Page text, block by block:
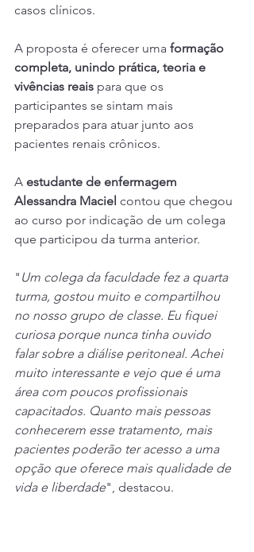
casos clínicos.
A proposta é oferecer uma formação
completa, unindo prática, teoria e
vivências reais para que os
participantes se sintam mais
preparados para atuar junto aos
pacientes renais crônicos.
A estudante de enfermagem
Alessandra Maciel contou que chegou
ao curso por indicação de um colega
que participou da turma anterior.
" Um colega da faculdade fez a quarta
turma, gostou muito e compartilhou
no nosso grupo de classe. Eu fiquei
curiosa porque nunca tinha ouvido
falar sobre a diálise peritoneal. Achei
muito interessante e vejo que é uma
área com poucos profissionais
capacitados. Quanto mais pessoas
conhecerem esse tratamento, mais
pacientes poderão ter acesso a uma
opção que oferece mais qualidade de
vida e liberdade", destacou.